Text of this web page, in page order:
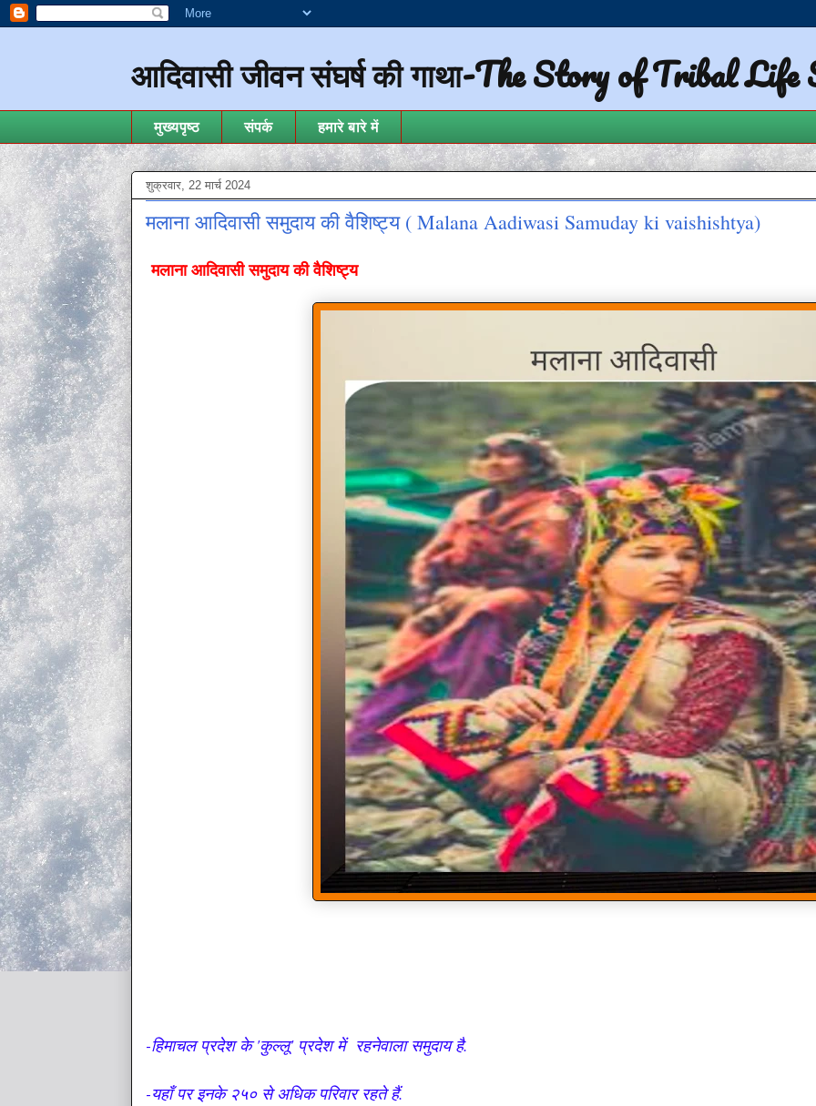
आदिवासी जीवन संघर्ष की गाथा-The Story of Tribal
मुख्यपृष्ठ संपर्क हमारे बारे में
शुक्रवार, 22 मार्च 2024
मलाना आदिवासी समुदाय की वैशिष्ट्य ( Malana Aadiwasi Samuday ki vaishishtya)
मलाना आदिवासी समुदाय की वैशिष्ट्य
-हिमाचल प्रदेश के 'कुल्लू' प्रदेश में रहनेवाला समुदाय है.
-यहाँ पर इनके २५० से अधिक परिवार रहते हैं.